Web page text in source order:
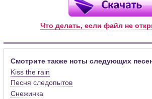
Что делать, если файл не
Смотрите также ноты следующих
Kiss the rain
Песня следопытов
Снежинка